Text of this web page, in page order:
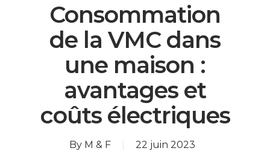
Consommation
de la VMC dans
une maison :
avantages et
coûts électriques
By M & F 22 juin 2023